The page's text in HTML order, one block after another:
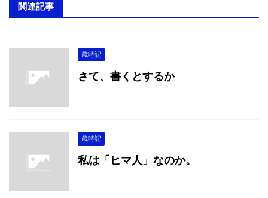
関連記事
歳時記
さて、書くとするか
歳時記
私は「ヒマ人」なのか。